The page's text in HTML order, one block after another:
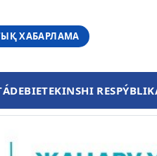
ХАБАРЛАМА
ÁDEBIETEKINSHI